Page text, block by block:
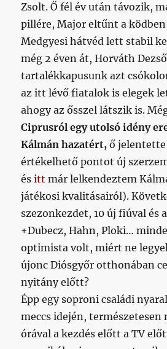
Zsolt. Ő fél év után távozik,
pillére, Major eltűnt a
Medgyesi hátvéd lett stabil
még 2 éven át, Horváth
tartalékkapusunk azt
az itt lévő fiatalok is elegek
ahogy az ősszel látszik is.
Ciprusról egy utolsó idény
Kálmán hazatért,ő
értékelhető pontot új
ésitt már lelkendeztem
játékosi kvalitásairól).
szezonkezdet, 10 új fiúval és
+Dubecz, Hahn, Ploki…
optimista volt, miért ne
újonc Diósgyőr otthonában
nyitány előtt?
Épp egy soproni családi
meccs idején, természetesen
órával a kezdés előtt a TV